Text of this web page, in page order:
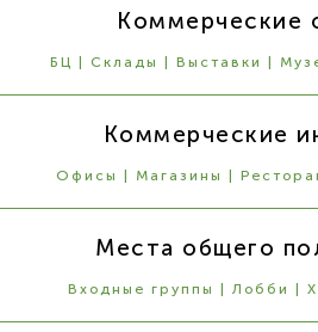
Коммерческие
БЦ | Склады | Выставки |
Коммерческие
Офисы | Магазины |
Места общего
Входные группы | Лобби |